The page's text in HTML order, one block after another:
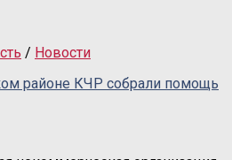
/ Новости
районе КЧР собрали помощь